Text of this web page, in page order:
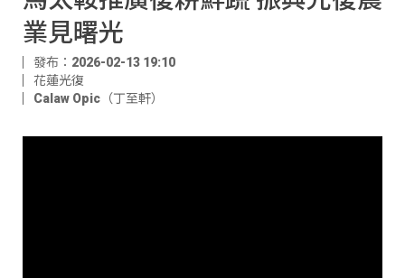
業見曙光
發布：2026-02-13 19:10
花蓮光復
Calaw Opic（丁至軒）